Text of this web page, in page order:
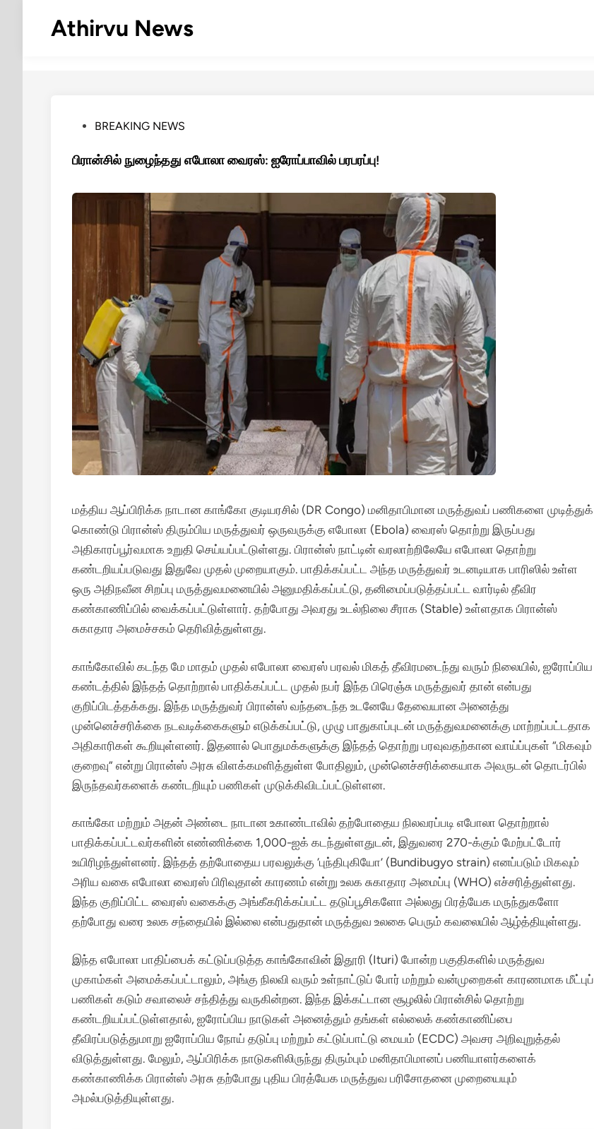
Athirvu News
PostedBREAKING NEWS
பிரான்சில் நுழைந்தது எபோலா வைரஸ்: ஐரோப்பாவில் பரபரப்பு!
மத்திய ஆப்பிரிக்க நாடான காங்கோ குடியரசில் (DR Congo) மனிதாபிமான மருத்துவப் பணிகளை முடித்துக்
கொண்டு பிரான்ஸ் திரும்பிய மருத்துவர் ஒருவருக்கு எபோலா (Ebola) வைரஸ் தொற்று இருப்பது
அதிகாரப்பூர்வமாக உறுதி செய்யப்பட்டுள்ளது. பிரான்ஸ் நாட்டின் வரலாற்றிலேயே எபோலா தொற்று
கண்டறியப்படுவது இதுவே முதல் முறையாகும். பாதிக்கப்பட்ட அந்த மருத்துவர் உடனடியாக பாரிஸில் உள்ள
ஒரு அதிநவீன சிறப்பு மருத்துவமனையில் அனுமதிக்கப்பட்டு, தனிமைப்படுத்தப்பட்ட வார்டில் தீவிர
கண்காணிப்பில் வைக்கப்பட்டுள்ளார். தற்போது அவரது உடல்நிலை சீராக (Stable) உள்ளதாக பிரான்ஸ்
சுகாதார அமைச்சகம் தெரிவித்துள்ளது.
காங்கோவில் கடந்த மே மாதம் முதல் எபோலா வைரஸ் பரவல் மிகத் தீவிரமடைந்து வரும் நிலையில், ஐரோப்பிய
கண்டத்தில் இந்தத் தொற்றால் பாதிக்கப்பட்ட முதல் நபர் இந்த பிரெஞ்சு மருத்துவர் தான் என்பது
குறிப்பிடத்தக்கது. இந்த மருத்துவர் பிரான்ஸ் வந்தடைந்த உடனேயே தேவையான அனைத்து
முன்னெச்சரிக்கை நடவடிக்கைகளும் எடுக்கப்பட்டு, முழு பாதுகாப்புடன் மருத்துவமனைக்கு மாற்றப்பட்டதாக
அதிகாரிகள் கூறியுள்ளனர். இதனால் பொதுமக்களுக்கு இந்தத் தொற்று பரவுவதற்கான வாய்ப்புகள் “மிகவும்
குறைவு” என்று பிரான்ஸ் அரசு விளக்கமளித்துள்ள போதிலும், முன்னெச்சரிக்கையாக அவருடன் தொடர்பில்
இருந்தவர்களைக் கண்டறியும் பணிகள் முடுக்கிவிடப்பட்டுள்ளன.
காங்கோ மற்றும் அதன் அண்டை நாடான உகாண்டாவில் தற்போதைய நிலவரப்படி எபோலா தொற்றால்
பாதிக்கப்பட்டவர்களின் எண்ணிக்கை 1,000-ஐக் கடந்துள்ளதுடன், இதுவரை 270-க்கும் மேற்பட்டோர்
உயிரிழந்துள்ளனர். இந்தத் தற்போதைய பரவலுக்கு ‘புந்திபுகியோ’ (Bundibugyo strain) எனப்படும் மிகவும்
அரிய வகை எபோலா வைரஸ் பிரிவுதான் காரணம் என்று உலக சுகாதார அமைப்பு (WHO) எச்சரித்துள்ளது.
இந்த குறிப்பிட்ட வைரஸ் வகைக்கு அங்கீகரிக்கப்பட்ட தடுப்பூசிகளோ அல்லது பிரத்யேக மருந்துகளோ
தற்போது வரை உலக சந்தையில் இல்லை என்பதுதான் மருத்துவ உலகை பெரும் கவலையில் ஆழ்த்தியுள்ளது.
இந்த எபோலா பாதிப்பைக் கட்டுப்படுத்த காங்கோவின் இதூரி (Ituri) போன்ற பகுதிகளில் மருத்துவ
முகாம்கள் அமைக்கப்பட்டாலும், அங்கு நிலவி வரும் உள்நாட்டுப் போர் மற்றும் வன்முறைகள் காரணமாக மீட்புப்
பணிகள் கடும் சவாலைச் சந்தித்து வருகின்றன. இந்த இக்கட்டான சூழலில் பிரான்சில் தொற்று
கண்டறியப்பட்டுள்ளதால், ஐரோப்பிய நாடுகள் அனைத்தும் தங்கள் எல்லைக் கண்காணிப்பை
தீவிரப்படுத்துமாறு ஐரோப்பிய நோய் தடுப்பு மற்றும் கட்டுப்பாட்டு மையம் (ECDC) அவசர அறிவுறுத்தல்
விடுத்துள்ளது. மேலும், ஆப்பிரிக்க நாடுகளிலிருந்து திரும்பும் மனிதாபிமானப் பணியாளர்களைக்
கண்காணிக்க பிரான்ஸ் அரசு தற்போது புதிய பிரத்யேக மருத்துவ பரிசோதனை முறையையும்
அமல்படுத்தியுள்ளது.